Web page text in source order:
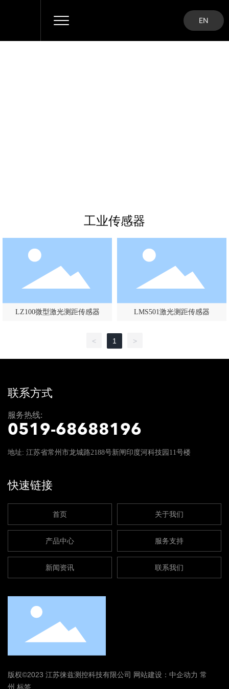
EN
工业传感器
LZ100微型激光测距传感器 LMS501激光测距传感器
< 1 >
联系方式
服务热线:
0519-68688196
地址: 江苏省常州市龙城路2188号新闸印度河科技园11号楼
快速链接
首页 关于我们
产品中心 服务支持
新闻资讯 联系我们
版权©2023 江苏徕兹测控科技有限公司 网站建设：中企动力 常
州 标签